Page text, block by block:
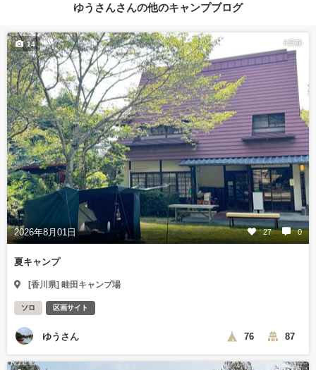
ゆうさんさんの他のキャンプブログ
6日前
2026年8月01日 27 0
14
夏キャンプ
[香川県] 畦田キャンプ場
ソロ 区画サイト
ゆうさん 76 87